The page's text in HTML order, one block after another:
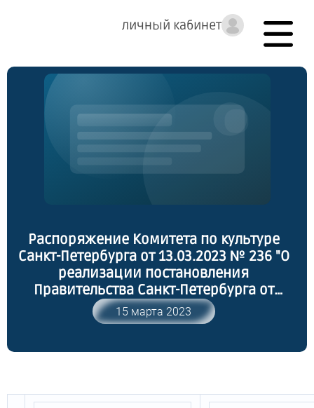
личный кабинет
Распоряжение Комитета по культуре
Санкт-Петербурга от 13.03.2023 № 236 "О
реализации постановления
Правительства Санкт-Петербурга от
16.02.2023 № 110 "О Порядке
предоставления в 2023 году субсидий на
социально ориентированным
реализацию Закона Санкт-Петербурга "О
15 марта 2023